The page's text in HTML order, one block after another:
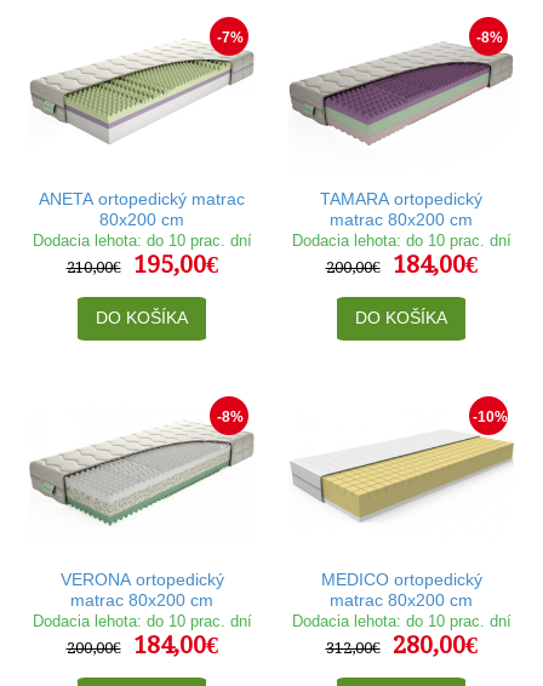
-7%
ANETA ortopedický matrac
80x200 cm
Dodacia lehota: do 10 prac. dní
210,00€
195,00€
DO KOŠÍKA
-8%
TAMARA ortopedický
matrac 80x200 cm
Dodacia lehota: do 10 prac. dní
200,00€
184,00€
DO KOŠÍKA
-8%
VERONA ortopedický
matrac 80x200 cm
Dodacia lehota: do 10 prac. dní
200,00€
184,00€
-10%
MEDICO ortopedický
matrac 80x200 cm
Dodacia lehota: do 10 prac. dní
312,00€
280,00€